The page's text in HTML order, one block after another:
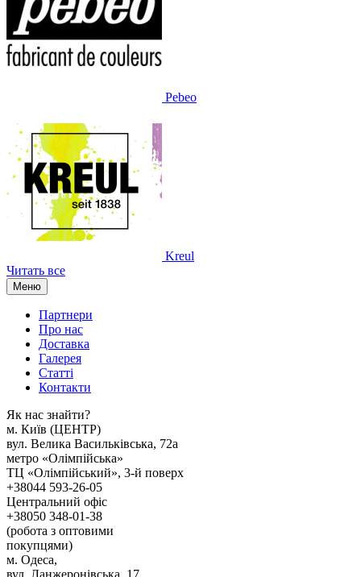
Pebeo
Kreul
Читать все
Меню
Партнери
Про нас
Доставка
Галерея
Статтi
Контакти
Як наc знайти?
м. Киïв (ЦЕНТР)
вул. Велика Васильківська, 72а
метро «Олімпійська»
ТЦ «Олімпійський», 3-й поверх
+38044 593-26-05
Центральний офіс
+38050 348-01-38
(робота з оптовими
покупцями)
м. Одеса,
вул. Ланжеронівська, 17